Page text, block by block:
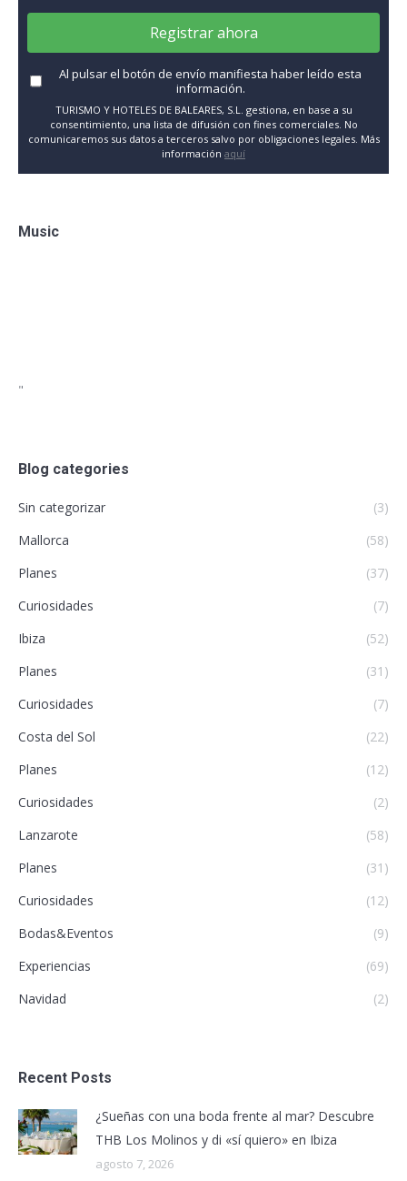
Registrar ahora
Al pulsar el botón de envío manifiesta haber leído esta
información.
TURISMO Y HOTELES DE BALEARES, S.L. gestiona, en base a su
consentimiento, una lista de difusión con fines comerciales. No
comunicaremos sus datos a terceros salvo por obligaciones legales. Más
información aquí
Music
"
Blog categories
Sin categorizar
(3)
Mallorca
(58)
Planes
(37)
Curiosidades
(7)
Ibiza
(52)
Planes
(31)
Curiosidades
(7)
Costa del Sol
(22)
Planes
(12)
Curiosidades
(2)
Lanzarote
(58)
Planes
(31)
Curiosidades
(12)
Bodas&Eventos
(9)
Experiencias
(69)
Navidad
(2)
Recent Posts
¿Sueñas con una boda frente al mar? Descubre
THB Los Molinos y di «sí quiero» en Ibiza
agosto 7, 2026